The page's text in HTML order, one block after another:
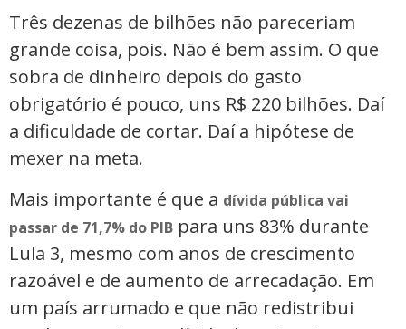
Três dezenas de bilhões não pareceriam
grande coisa, pois. Não é bem assim. O que
sobra de dinheiro depois do gasto
obrigatório é pouco, uns R$ 220 bilhões. Daí
a dificuldade de cortar. Daí a hipótese de
mexer na meta.
Mais importante é que a dívida pública vai
passar de 71,7% do PIB para uns 83% durante
Lula 3, mesmo com anos de crescimento
razoável e de aumento de arrecadação. Em
um país arrumado e que não redistribui